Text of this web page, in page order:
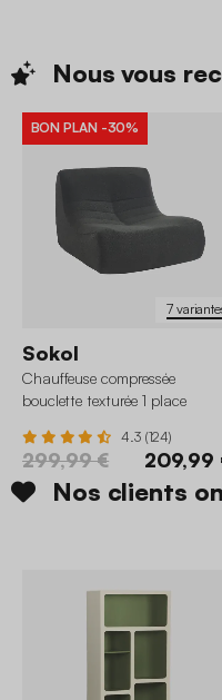
Nous vous
7
BON PLAN -30%
Sokol
Chauffeuse compressée
bouclette texturée 1 place
4.3 (124)
299,99 € 209,99
Nos clients